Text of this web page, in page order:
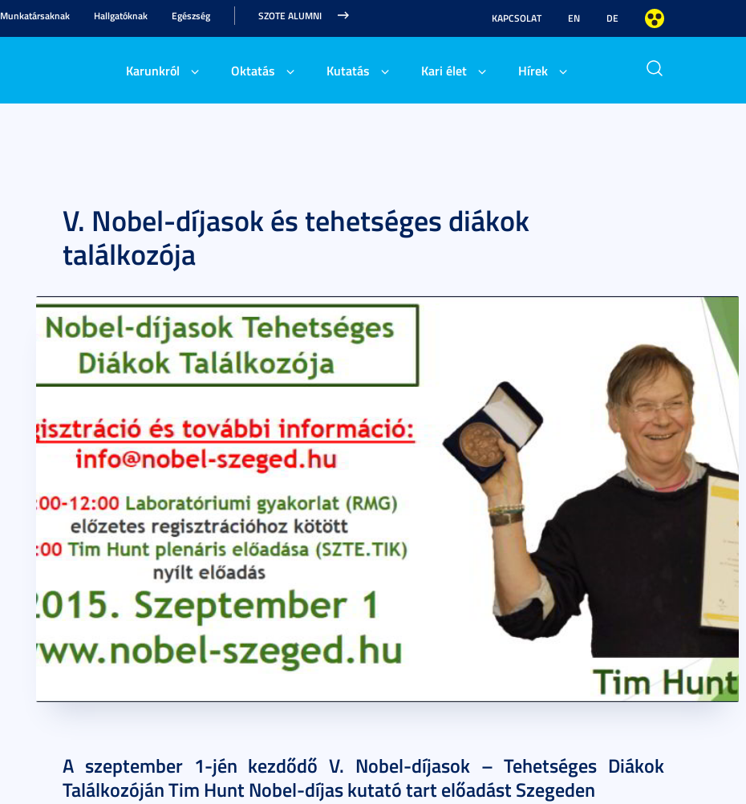
Munkatársaknak Hallgatóknak Egészség SZOTE ALUMNI KAPCSOLAT EN DE
Karunkról Oktatás Kutatás Kari élet Hírek
V. Nobel-díjasok és tehetséges diákok
találkozója
A szeptember 1-jén kezdődő V. Nobel-díjasok – Tehetséges Diákok
Találkozóján Tim Hunt Nobel-díjas kutató tart előadást Szegeden